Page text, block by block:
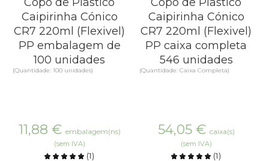
Caipirinha Cónico
CR7 220ml (Flexivel)
PP embalagem de
100 unidades
(Quantidade: 100 unidades)
11,88 € embalagem(ns)
(sem IVA)
(1)
Caipirinha Cónico
CR7 220ml (Flexivel)
PP caixa completa
546 unidades
(Quantidade: Caixa Completa)
54,05 € caixa(s)
(sem IVA)
(1)